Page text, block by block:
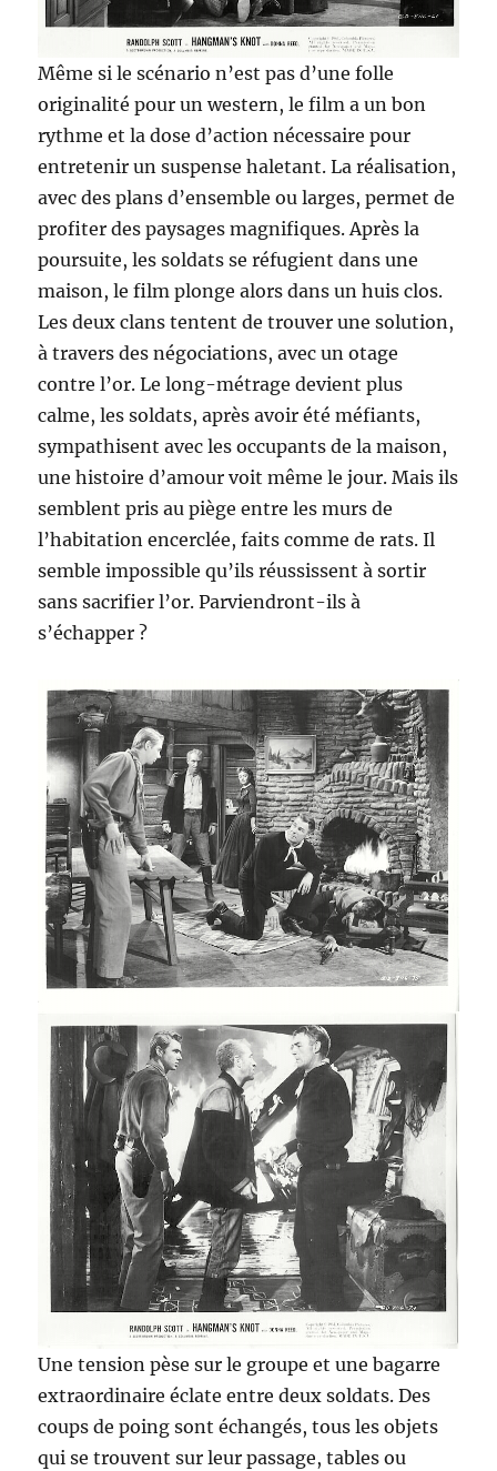
Même si le scénario n’est pas d’une folle
originalité pour un western, le film a un bon
rythme et la dose d’action nécessaire pour
entretenir un suspense haletant. La réalisation,
avec des plans d’ensemble ou larges, permet de
profiter des paysages magnifiques. Après la
poursuite, les soldats se réfugient dans une
maison, le film plonge alors dans un huis clos.
Les deux clans tentent de trouver une solution,
à travers des négociations, avec un otage
contre l’or. Le long-métrage devient plus
calme, les soldats, après avoir été méfiants,
sympathisent avec les occupants de la maison,
une histoire d’amour voit même le jour. Mais ils
semblent pris au piège entre les murs de
l’habitation encerclée, faits comme de rats. Il
semble impossible qu’ils réussissent à sortir
sans sacrifier l’or. Parviendront-ils à
s’échapper ?
Une tension pèse sur le groupe et une bagarre
extraordinaire éclate entre deux soldats. Des
coups de poing sont échangés, tous les objets
qui se trouvent sur leur passage, tables ou